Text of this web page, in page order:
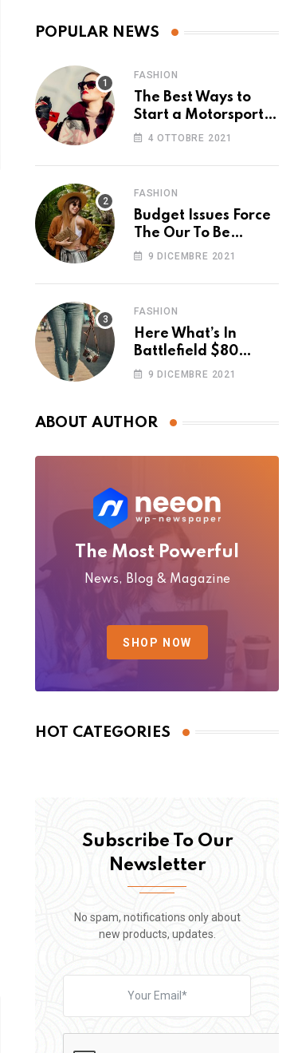
POPULAR NEWS
FASHION
The Best Ways to
Start a Motorsport
Rider Career
4 OTTOBRE 2021
FASHION
Budget Issues Force
The Our To Be
Cancelled
9 DICEMBRE 2021
FASHION
Here What’s In
Battlefield $80
Deluxe Edition
9 DICEMBRE 2021
ABOUT AUTHOR
The Most Powerful
News, Blog & Magazine
SHOP NOW
HOT CATEGORIES
Subscribe To Our
Newsletter
No spam, notifications only about
new products, updates.